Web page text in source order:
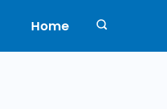
Home